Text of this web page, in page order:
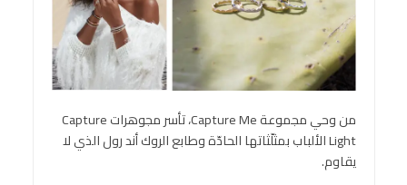
من وحي مجموعة Capture Me، تأسر مجوهرات Capture
Light الألباب بمثلّثاتها الحادّة وطابع الروك أند رول الذي لا
يقاوم.